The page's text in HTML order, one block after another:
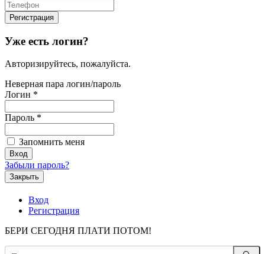
Уже есть логин?
Авторизируйтесь, пожалуйста.
Неверная пара логин/пароль
Логин *
Пароль *
Запомнить меня
Забыли пароль?
Закрыть
Вход
Регистрация
БЕРИ СЕГОДНЯ ПЛАТИ ПОТОМ!